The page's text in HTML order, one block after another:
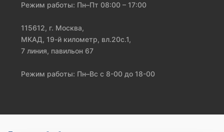
Режим работы: Пн–Пт 08:00 – 17:00
115612, г. Москва,
МКАД, 19-й километр, вл.20с.1,
7 линия, павильон 67
Режим работы: Пн–Вс с 8-00 до 18-00